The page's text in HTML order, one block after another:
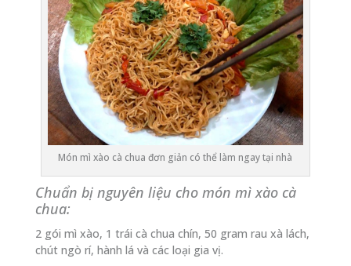
Món mì xào cà chua đơn giản có thể làm ngay tại nhà
Chuẩn bị nguyên liệu cho món mì xào cà
chua:
2 gói mì xào, 1 trái cà chua chín, 50 gram rau xà lách,
chút ngò rí, hành lá và các loại gia vị.